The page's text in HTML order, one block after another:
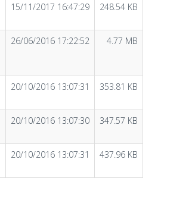
15/11/2017 16:47:29 248.54 KB
26/06/2016 17:22:52 4.77 MB
20/10/2016 13:07:31 353.81 KB
20/10/2016 13:07:30 347.57 KB
20/10/2016 13:07:31 437.96 KB